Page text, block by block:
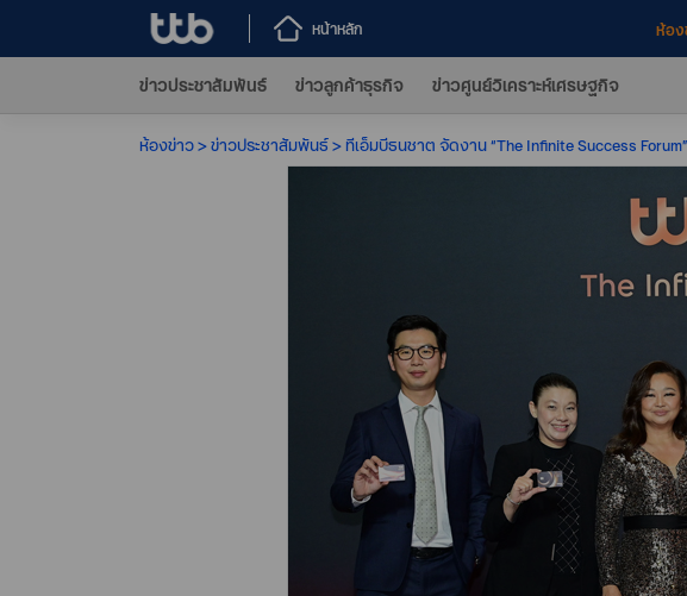
หน้าหลัก ห้อง
ข่าวประชาสัมพันธ์ ข่าวลูกค้าธุรกิจ ข่าวศูนย์วิเคราะห์เศรษฐกิจ
ห้องข่าว ข่าวประชาสัมพันธ์ ทีเอ็มบีธนชาต จัดงาน “The Infinite Success